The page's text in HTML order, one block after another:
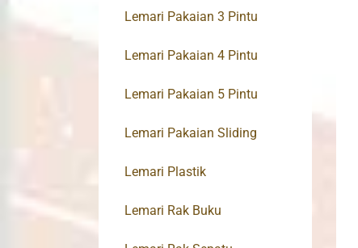
Lemari Pakaian 3 Pintu
Lemari Pakaian 4 Pintu
Lemari Pakaian 5 Pintu
Lemari Pakaian Sliding
Lemari Plastik
Lemari Rak Buku